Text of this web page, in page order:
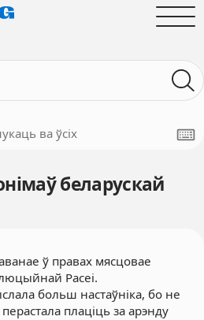
ва ўсіх
беларускай
ў правах мясцовае
Расеі.
больш настаўніка, бо не
плаціць за арэнду